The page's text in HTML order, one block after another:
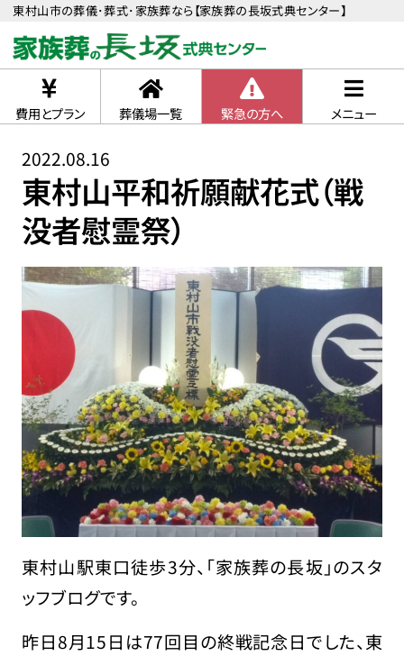
東村山市の葬儀･葬式･家族葬なら【家族葬の長坂式典センター】
費用とプラン 葬儀場一覧 緊急の方へ メニュー
2022.08.16
東村山平和祈願献花式（戦
没者慰霊祭）
東村山駅東口徒歩3分、「家族葬の長坂」のスタ
ッフブログです。
昨日8月15日は77回目の終戦記念日でした、東